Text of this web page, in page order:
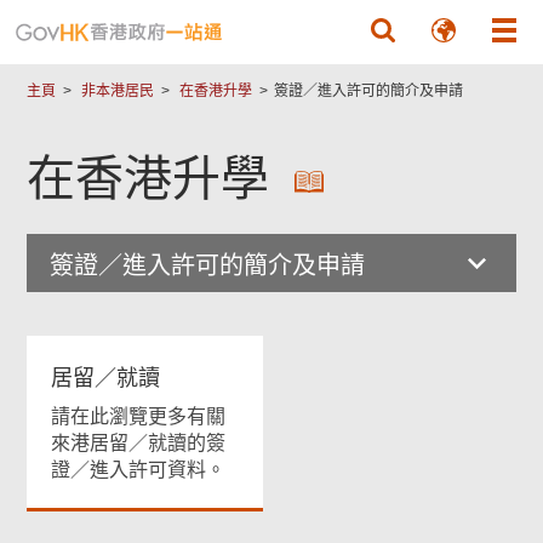
主頁 非本港居民 在香港升學 簽證／進入許可的簡介及申請
在香港升學
簽證／進入許可的簡介及申請
居留／就讀
請在此瀏覽更多有關
來港居留／就讀的簽
證／進入許可資料。